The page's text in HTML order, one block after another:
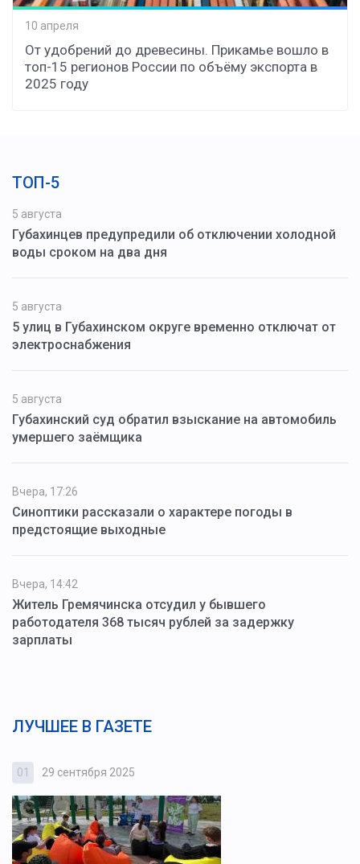
10 апреля
От удобрений до древесины. Прикамье вошло в
топ-15 регионов России по объёму экспорта в
2025 году
ТОП-5
5 августа
Губахинцев предупредили об отключении холодной
воды сроком на два дня
5 августа
5 улиц в Губахинском округе временно отключат от
электроснабжения
5 августа
Губахинский суд обратил взыскание на автомобиль
умершего заёмщика
Вчера, 17:26
Синоптики рассказали о характере погоды в
предстоящие выходные
Вчера, 14:42
Житель Гремячинска отсудил у бывшего
работодателя 368 тысяч рублей за задержку
зарплаты
ЛУЧШЕЕ В ГАЗЕТЕ
01 29 сентября 2025